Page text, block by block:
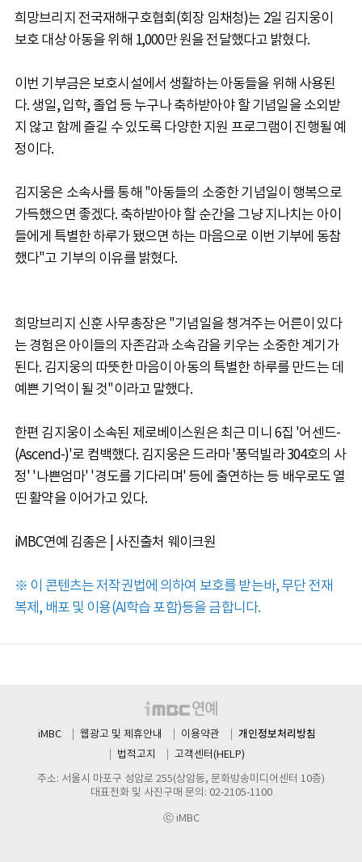
희망브리지 전국재해구호협회(회장 임채청)는 2일 김지웅이
보호 대상 아동을 위해 1,000만 원을 전달했다고 밝혔다.
이번 기부금은 보호시설에서 생활하는 아동들을 위해 사용된
다. 생일, 입학, 졸업 등 누구나 축하받아야 할 기념일을 소외받
지 않고 함께 즐길 수 있도록 다양한 지원 프로그램이 진행될 예
정이다.
김지웅은 소속사를 통해 "아동들의 소중한 기념일이 행복으로
가득했으면 좋겠다. 축하받아야 할 순간을 그냥 지나치는 아이
들에게 특별한 하루가 됐으면 하는 마음으로 이번 기부에 동참
했다"고 기부의 이유를 밝혔다.
희망브리지 신훈 사무총장은 "기념일을 챙겨주는 어른이 있다
는 경험은 아이들의 자존감과 소속감을 키우는 소중한 계기가
된다. 김지웅의 따뜻한 마음이 아동의 특별한 하루를 만드는 데
예쁜 기억이 될 것"이라고 말했다.
한편 김지웅이 소속된 제로베이스원은 최근 미니 6집 '어센드-
(Ascend-)'로 컴백했다. 김지웅은 드라마 '풍덕빌라 304호의 사
정' '나쁜엄마' '경도를 기다리며' 등에 출연하는 등 배우로도 열
띤 활약을 이어가고 있다.
iMBC연예 김종은 | 사진출처 웨이크원
※ 이 콘텐츠는 저작권법에 의하여 보호를 받는바, 무단 전재
복제, 배포 및 이용(AI학습 포함)등을 금합니다.
iMBC 웹광고 및 제휴안내 이용약관 개인정보처리방침
법적고지
고객센터(HELP)
주소: 서울시 마포구 성암로 255(상암동, 문화방송미디어센터 10층)
대표전화 및 사진구매 문의: 02-2105-1100
ⓒ iMBC